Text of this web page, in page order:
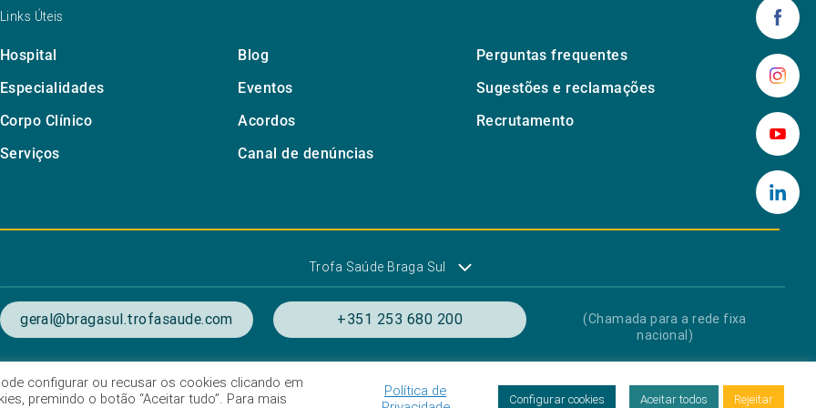
Links Úteis
Hospital Blog
Perguntas frequentes
Especialidades
Eventos
Sugestões e reclamações
Corpo Clínico
Acordos
Recrutamento
Serviços
Canal de denúncias
Trofa Saúde Braga Sul
geral@bragasul.trofasaude.com +351 253 680 200
(Chamada para a rede fixa
nacional)
de utilização Listagem das Unidades Hospitalares Proteção de dados
Livro de Reclamações
configurar ou recusar os cookies clicando em
premindo o botão “Aceitar tudo”. Para mais
Política de
Configurar cookies Aceitar todos Rejeitar